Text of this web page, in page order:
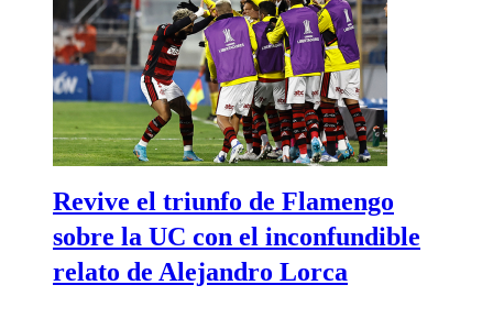
Revive el triunfo de Flamengo
sobre la UC con el inconfundible
relato de Alejandro Lorca